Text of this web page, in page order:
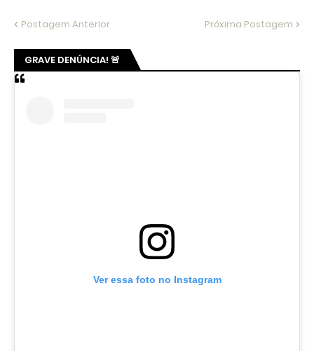
Postagem Anterior Próxima Postagem
GRAVE DENÚNCIA! 🚨
Ver essa foto no Instagram